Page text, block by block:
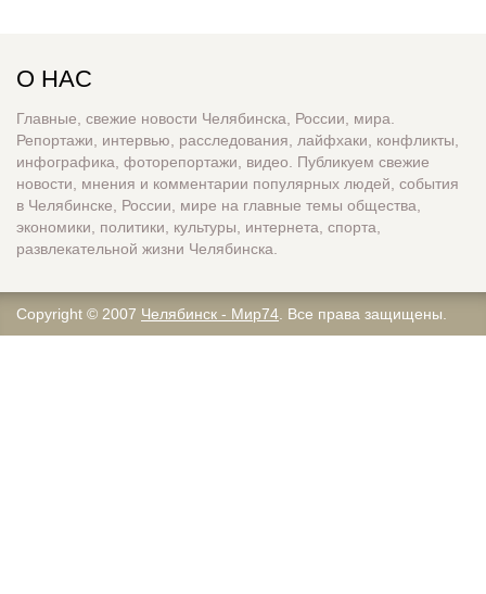
О НАС
Главные, свежие новости Челябинска, России, мира.
Репортажи, интервью, расследования, лайфхаки, конфликты,
инфографика, фоторепортажи, видео. Публикуем свежие
новости, мнения и комментарии популярных людей, события
в Челябинске, России, мире на главные темы общества,
экономики, политики, культуры, интернета, спорта,
развлекательной жизни Челябинска.
Copyright © 2007 Челябинск - Мир74 . Все права защищены.